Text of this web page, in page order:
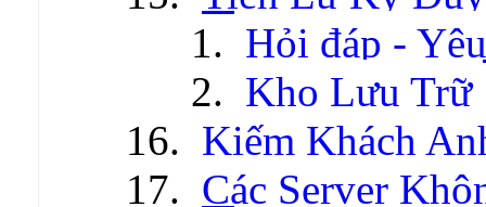
Hỏi đáp -
Kho Lưu Trữ
Kiếm Khách
Các Server